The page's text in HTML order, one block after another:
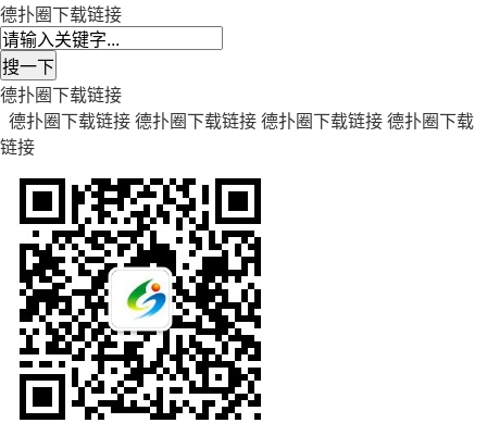
德扑圈下载链接
德扑圈下载链接
德扑圈下载链接 德扑圈下载链接 德扑圈下载链接 德扑圈下载
链接